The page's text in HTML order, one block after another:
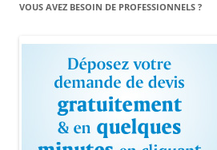
VOUS AVEZ BESOIN DE PROFESSIONNELS ?